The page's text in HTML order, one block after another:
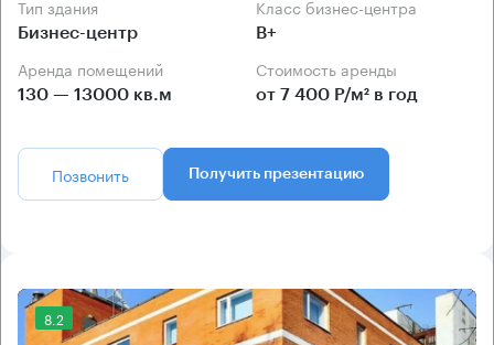
Тип здания
Бизнес-центр
Класс бизнес-центра
B+
Аренда помещений
130 — 13000 кв.м
Стоимость аренды
от 7 400 Р/м² в год
Позвонить Получить презентацию
8.2